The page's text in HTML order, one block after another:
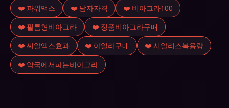
❤️ 파워맥스
❤️ 남자자격
❤️ 비아그라100
❤️ 필름형비아그라
❤️ 정품비아그라구매
❤️ 씨알엑스효과
❤️ 야일라구매
❤️ 시알리스복용량
❤️ 약국에서파는비아그라